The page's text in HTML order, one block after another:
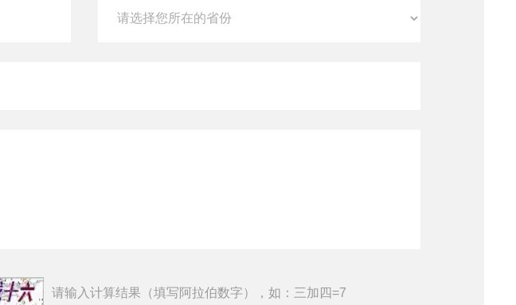
请输入计算结果（填写阿拉伯数字），如：三加四=7